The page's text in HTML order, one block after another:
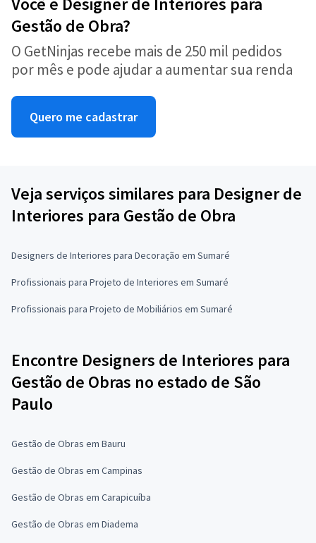
Gestão de Obra?
O GetNinjas recebe mais de 250 mil pedidos
por mês e pode ajudar a aumentar sua renda
Quero me cadastrar
Veja serviços similares para Designer de
Interiores para Gestão de Obra
Designers de Interiores para Decoração em Sumaré
Profissionais para Projeto de Interiores em Sumaré
Profissionais para Projeto de Mobiliários em Sumaré
Encontre Designers de Interiores para
Gestão de Obras no estado de São
Paulo
Gestão de Obras em Bauru
Gestão de Obras em Campinas
Gestão de Obras em Carapicuíba
Gestão de Obras em Diadema